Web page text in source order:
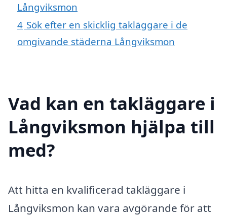
Långviksmon
4 Sök efter en skicklig takläggare i de
omgivande städerna Långviksmon
Vad kan en takläggare i
Långviksmon hjälpa till
med?
Att hitta en kvalificerad takläggare i
Långviksmon kan vara avgörande för att